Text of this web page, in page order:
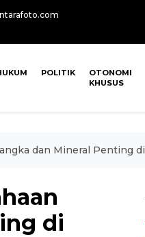
POLITIK
OTONOMI
KHUSUS
dan Mineral Penting
di